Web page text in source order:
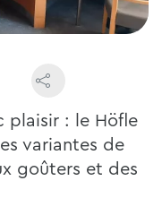
plaisir : le Höfle
variantes de
goûters et des